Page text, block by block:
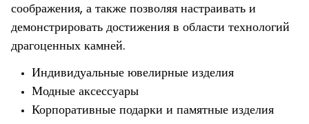
соображения, а также позволяя настраивать и
демонстрировать достижения в области технологий
драгоценных камней.
Индивидуальные ювелирные изделия
Модные аксессуары
Корпоративные подарки и памятные изделия